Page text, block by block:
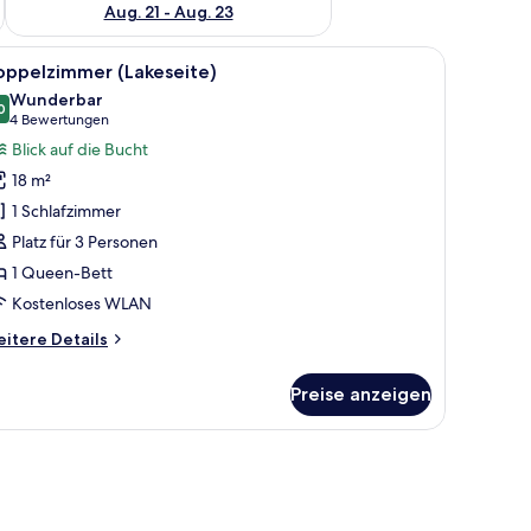
Aug. 21 - Aug. 23
mit Muster, eine hölzerne Kommode, ein Fernseher auf einem
Ein Schlafzimmer mit einem großen Bett,
14 (Lakeseite)
von 10
Wunderbar
4 Bewertungen
(4
Bewertungen)
Blick auf die Bucht
18 m²
1 Schlafzimmer
Platz für 3 Personen
1 Queen-Bett
Kostenloses WLAN
Details
Preise anzeigen